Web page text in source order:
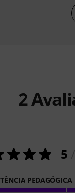
2
5
PEDAGÓGICA